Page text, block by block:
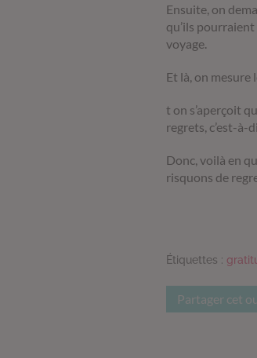
Ensuite, on
qu’ils
voyage.
Et là, on mesure
t on s’aperçoit
regrets, c’est-à-
Donc, voilà en
risquons de
Étiquettes :